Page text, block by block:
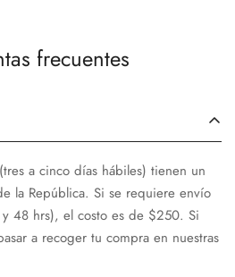
frecuentes
a cinco días hábiles) tienen un
la República. Si se requiere envío
48 hrs), el costo es de $250. Si
a recoger tu compra en nuestras